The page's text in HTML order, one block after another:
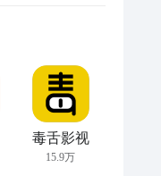
毒舌影视
15.9万